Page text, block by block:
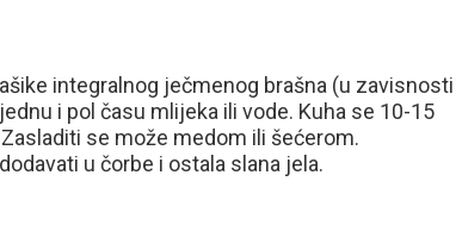
integralnog ječmenog brašna (u zavisnosti
i pol času mlijeka ili vode. Kuha se 10-15
se može medom ili šećerom.
u čorbe i ostala slana jela.